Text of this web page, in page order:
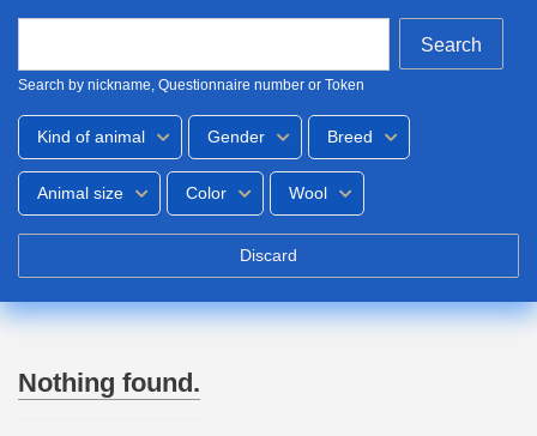
Search by nickname, Questionnaire number or Token
Search
Kind of animal Gender Breed
Animal size Color Wool
Discard
Nothing found.